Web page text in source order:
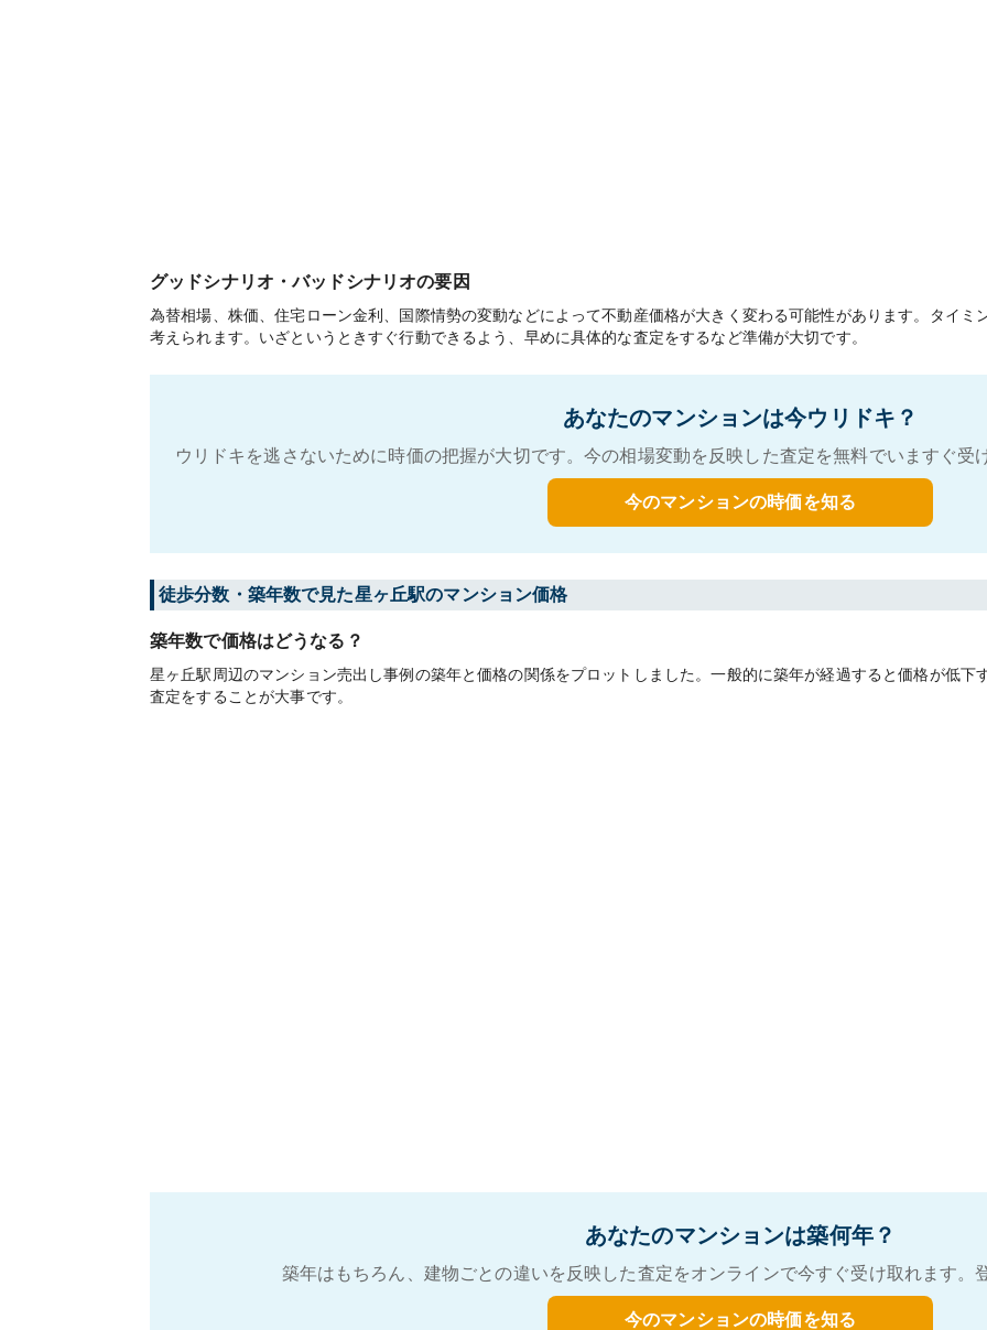
グッドシナリオ・バッドシナリオの要因
為替相場、株価、住宅ローン金利、国際情勢の変動などによって不動産価格が大きく変わる可能性があります。タイミ
考えられます。いざというときすぐ行動できるよう、早めに具体的な査定をするなど準備が大切です。
あなたのマンションは今ウリドキ？
ウリドキを逃さないために時価の把握が大切です。今の相場変動を反映した査定を無料でいますぐ
今のマンションの時価を知る
徒歩分数・築年数で見た星ヶ丘駅のマンション価格
築年数で価格はどうなる？
星ヶ丘駅周辺のマンション売出し事例の築年と価格の関係をプロットしました。一般的に築年が経過すると価格が低下
査定をすることが大事です。
あなたのマンションは築何年？
築年はもちろん、建物ごとの違いを反映した査定をオンラインで今すぐ受け取れます。
今のマンションの時価を知る